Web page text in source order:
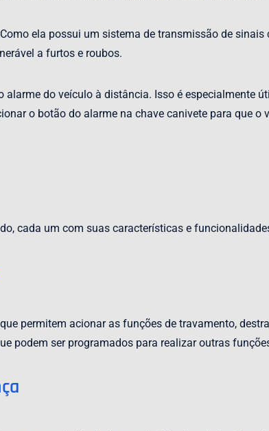
ela possui um sistema de transmissão de
a furtos e roubos.
do veículo à distância. Isso é especialmente
o botão do alarme na chave canivete para que
cada um com suas características e
permitem acionar as funções de travamento,
podem ser programados para realizar outras